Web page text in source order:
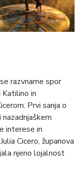
razvname spor
Katilino in
Prvi sanja o
interese in
Cicero, županova
njeno lojalnost